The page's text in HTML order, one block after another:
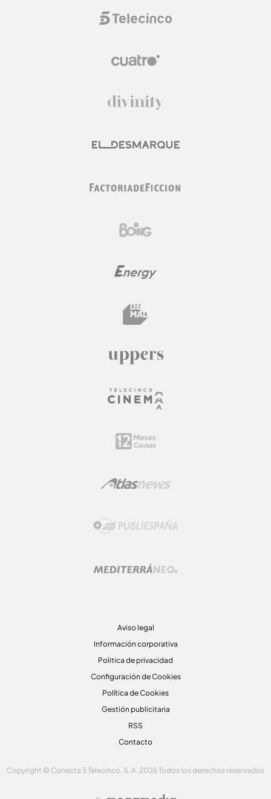
Aviso legal
Información corporativa
Politica de privacidad
Configuración de Cookies
Política de Cookies
Gestión publicitaria
RSS
Contacto
Copyright © Conecta 5 Telecinco, S. A. 2026 Todos los derechos reservados